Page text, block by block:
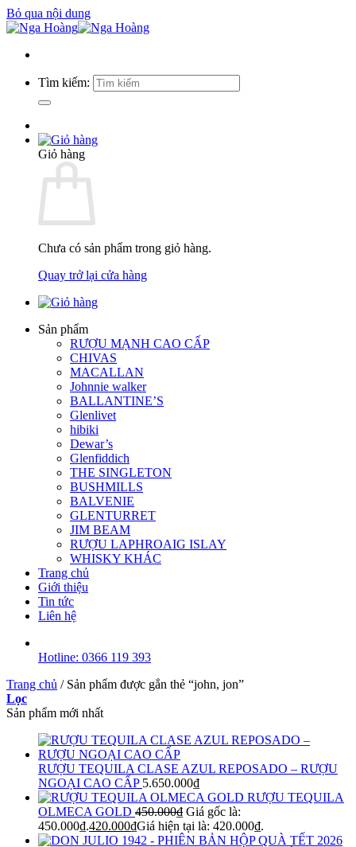
Bỏ qua nội dung
Tìm kiếm:
Giỏ hàng
Chưa có sản phẩm trong giỏ hàng.
Quay trở lại cửa hàng
Sản phẩm
RƯỢU MẠNH CAO CẤP
CHIVAS
MACALLAN
Johnnie walker
BALLANTINE’S
Glenlivet
hibiki
Dewar’s
Glenfiddich
THE SINGLETON
BUSHMILLS
BALVENIE
GLENTURRET
JIM BEAM
RƯỢU LAPHROAIG ISLAY
WHISKY KHÁC
Trang chủ
Giới thiệu
Tin tức
Liên hệ
Hotline: 0366 119 393
Trang chủ /Sản phẩm được gắn thẻ “john, jon”
Lọc
Sản phẩm mới nhất
RƯỢU TEQUILA CLASE AZUL REPOSADO – RƯỢU
NGOẠI CAO CẤP 5.650.000₫
RƯỢU TEQUILA
OLMECA GOLD 450.000₫ Giá gốc là:
450.000₫.420.000₫Giá hiện tại là: 420.000₫.